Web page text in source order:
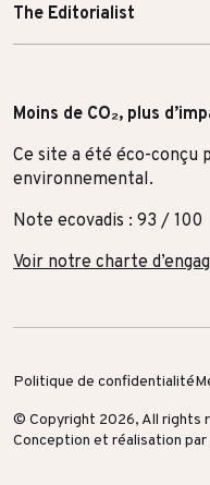
The Editorialist
Moins de CO₂, plus
Ce site a été éco-conçu
environnemental.
Note ecovadis : 93 / 100
Voir notre charte
Politique de confidentialité
© Copyright 2026, All rights
Conception et réalisation par